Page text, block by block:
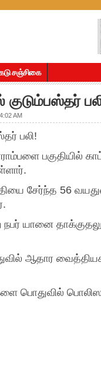
சஞ்சிகை
AM
பலி!
பகுதியில்
சேர்ந்த 56
யானை
ஆதார
பொதுவில்